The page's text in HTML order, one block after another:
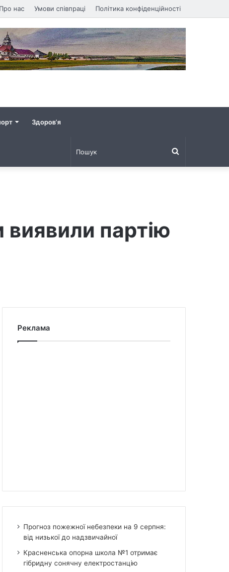
Про нас Умови співпраці Політика конфіденційності
Здоров’я
партію
Реклама
Прогноз пожежної небезпеки на 9 серпня:
від низької до надзвичайної
Красненська опорна школа №1 отримає
гібридну сонячну електростанцію